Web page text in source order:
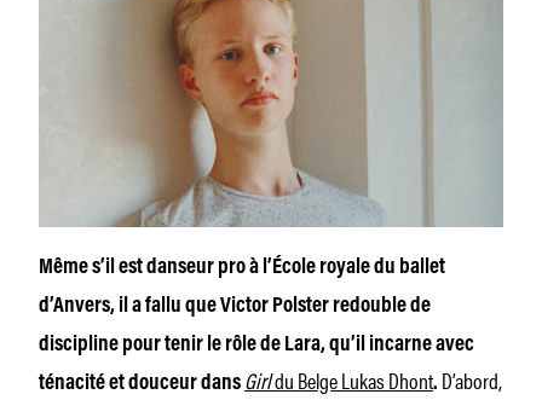
Même s’il est danseur pro à l’École royale du ballet
d’Anvers, il a fallu que Victor Polster redouble de
discipline pour tenir le rôle de Lara, qu’il incarne avec
ténacité et douceur dans Girldu Belge Lukas Dhont. D’abord,